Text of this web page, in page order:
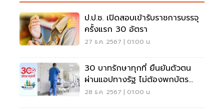
ป.ป.ช. เปิดสอบเข้ารับราชการบรรจุ
ครั้งแรก 30 อัตรา
27 ธ.ค. 2567 | 01:00 น.
30 บาทรักษาทุกที่ ยืนยันตัวตน
ผ่านแอปทางรัฐ ไม่ต้องพกบัตร
ประชาชน
28 ธ.ค. 2567 | 01:00 น.